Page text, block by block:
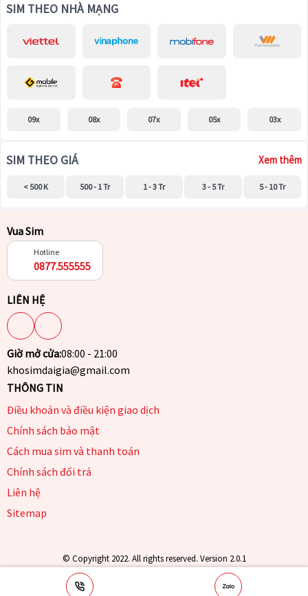
SIM THEO NHÀ MẠNG
09x 08x 07x 05x 03x
SIM THEO GIÁ Xem thêm
< 500 K 500 - 1 Tr 1 - 3 Tr 3 - 5 Tr 5 - 10 Tr
Vua Sim
Hotline
0877.555555
LIÊN HỆ
Giờ mở cửa:08:00 - 21:00
khosimdaigia@gmail.com
THÔNG TIN
Điều khoản và điều kiện giao dịch
Chính sách bảo mật
Cách mua sim và thanh toán
Chính sách đổi trả
Liên hệ
Sitemap
© Copyright 2022. All rights reserved. Version 2.0.1